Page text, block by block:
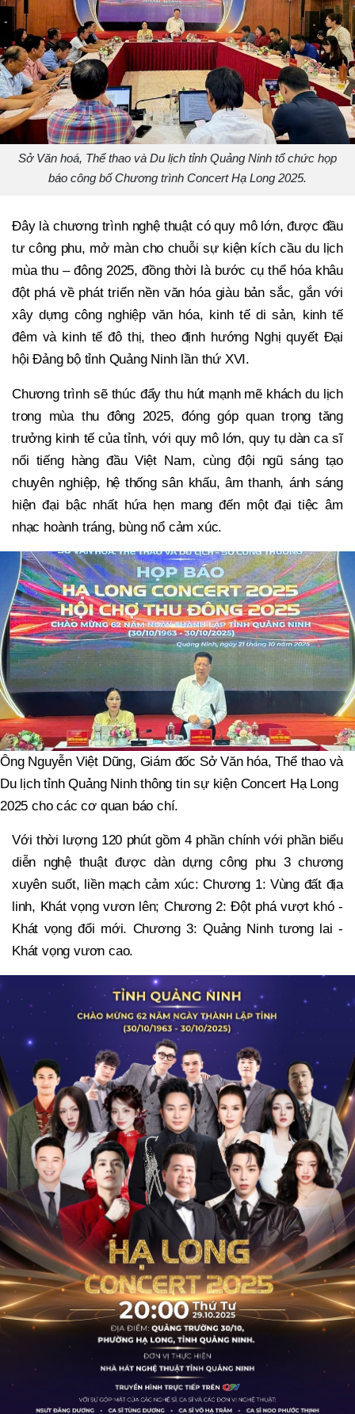
Sở Văn hoá, Thể thao và Du lịch tỉnh Quảng Ninh tổ chức họp
báo công bố Chương trình Concert Hạ Long 2025.
Đây là chương trình nghệ thuật có quy mô lớn, được đầu
tư công phu, mở màn cho chuỗi sự kiện kích cầu du lịch
mùa thu – đông 2025, đồng thời là bước cụ thể hóa khâu
đột phá về phát triển nền văn hóa giàu bản sắc, gắn với
xây dựng công nghiệp văn hóa, kinh tế di sản, kinh tế
đêm và kinh tế đô thị, theo định hướng Nghị quyết Đại
hội Đảng bộ tỉnh Quảng Ninh lần thứ XVI.
Chương trình sẽ thúc đẩy thu hút mạnh mẽ khách du lịch
trong mùa thu đông 2025, đóng góp quan trọng tăng
trưởng kinh tế của tỉnh, với quy mô lớn, quy tụ dàn ca sĩ
nổi tiếng hàng đầu Việt Nam, cùng đội ngũ sáng tạo
chuyên nghiệp, hệ thống sân khấu, âm thanh, ánh sáng
hiện đại bậc nhất hứa hẹn mang đến một đại tiệc âm
nhạc hoành tráng, bùng nổ cảm xúc.
Ông Nguyễn Việt Dũng, Giám đốc Sở Văn hóa, Thể thao và
Du lịch tỉnh Quảng Ninh thông tin sự kiện Concert Hạ Long
2025 cho các cơ quan báo chí.
Với thời lượng 120 phút gồm 4 phần chính với phần biểu
diễn nghệ thuật được dàn dựng công phu 3 chương
xuyên suốt, liền mạch cảm xúc: Chương 1: Vùng đất địa
linh, Khát vọng vươn lên; Chương 2: Đột phá vượt khó -
Khát vọng đổi mới. Chương 3: Quảng Ninh tương lai -
Khát vọng vươn cao.